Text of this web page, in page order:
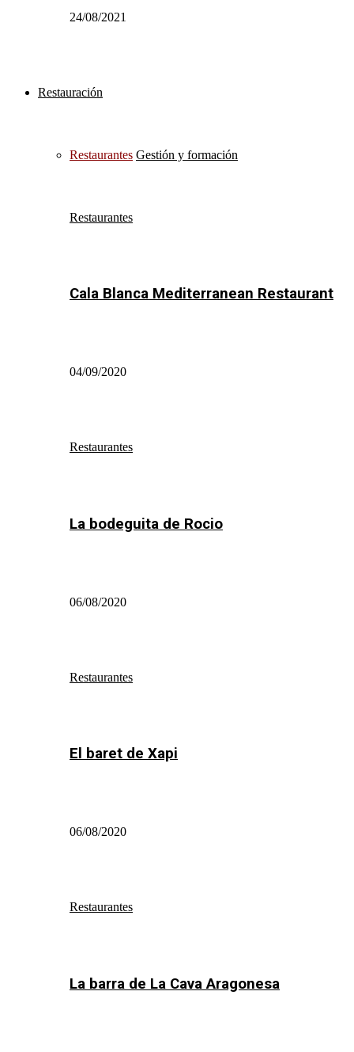
24/08/2021
Restauración
Restaurantes Gestión y formación
Restaurantes
Cala Blanca Mediterranean Restaurant
04/09/2020
Restaurantes
La bodeguita de Rocio
06/08/2020
Restaurantes
El baret de Xapi
06/08/2020
Restaurantes
La barra de La Cava Aragonesa